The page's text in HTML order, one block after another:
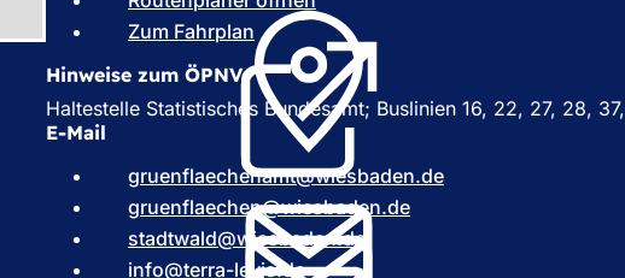
Ö
f
f
n
e
t
i
n
e
i
n
Zum Fahrplan
Ö
f
f
t
i
n
e
i
Hinweise zum ÖPNV
Haltestelle Statistisches Bundesamt; Buslinien 16, 22, 27, 28,
E-Mail
gruenflaechenamt
wiesbaden de
gruenflaechen
wiesbaden de
stadtwald
wiesbaden de
info
terra-levis de